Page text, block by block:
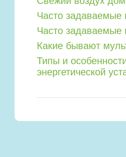
Часто задаваемые
Часто задаваемые
Какие бывают
Типы и
энергетической